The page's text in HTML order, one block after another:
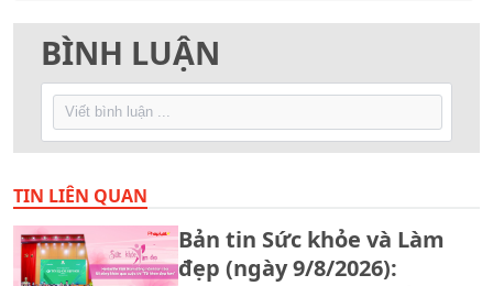
BÌNH LUẬN
TIN LIÊN QUAN
Bản tin Sức khỏe và Làm
đẹp (ngày 9/8/2026):